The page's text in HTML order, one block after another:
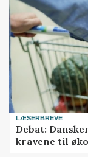
LÆSERBREVE
Debat:
kravene til